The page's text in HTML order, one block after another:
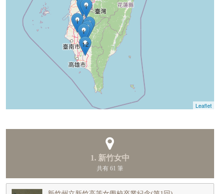
12
3
1 1
1
1
1
Leaflet
1. 新竹女中
共有 61 筆